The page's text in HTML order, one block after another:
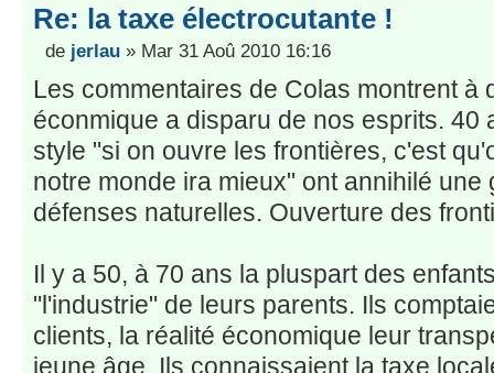
Re: la taxe électrocutante !
de jerlau » Mar 31 Aoû 2010 16:16
Les commentaires de Colas montrent à
éconmique a disparu de nos esprits. 40
style "si on ouvre les frontières, c'est
notre monde ira mieux" ont annihilé une
défenses naturelles. Ouverture des
Il y a 50, à 70 ans la pluspart des
"l'industrie" de leurs parents. Ils
clients, la réalité économique leur
jeune âge. Ils connaissaient la taxe